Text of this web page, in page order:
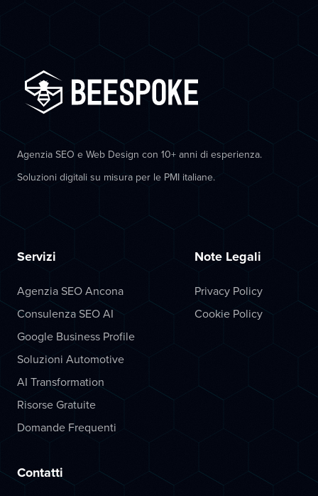
Agenzia SEO e Web Design con 10+ anni di esperienza.
Soluzioni digitali su misura per le PMI italiane.
Servizi
Agenzia SEO Ancona
Consulenza SEO AI
Google Business Profile
Soluzioni Automotive
AI Transformation
Risorse Gratuite
Domande Frequenti
Note Legali
Privacy Policy
Cookie Policy
Contatti